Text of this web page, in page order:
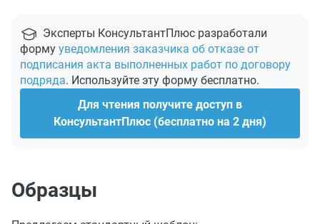
Эксперты КонсультантПлюс разработали
форму уведомления заказчика об отказе от
подписания акта выполненных работ по договору
подряда. Используйте эту форму бесплатно.
Для чтения получите доступ в
КонсультантПлюс (бесплатно на 2 дня)
Образцы